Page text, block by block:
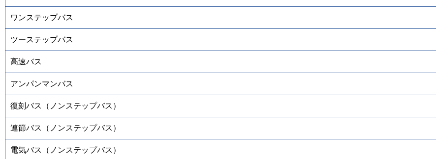
ワンステップバス
ツーステップバス
高速バス
アンパンマンバス
復刻バス（ノンステップバス）
連節バス（ノンステップバス）
電気バス（ノンステップバス）